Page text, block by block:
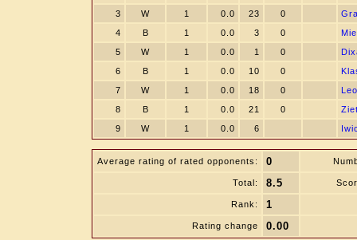
3
W 1 0.0 23 0
4
B 1 0.0 3 0
5
W 1 0.0 1 0
6
B 1 0.0 10 0
7
W 1 0.0 18 0
8
B 1 0.0 21 0
9
W 1 0.0 6
Average rating of rated opponents: 0
Total: 8.5
Rank: 1
Rating change 0.00